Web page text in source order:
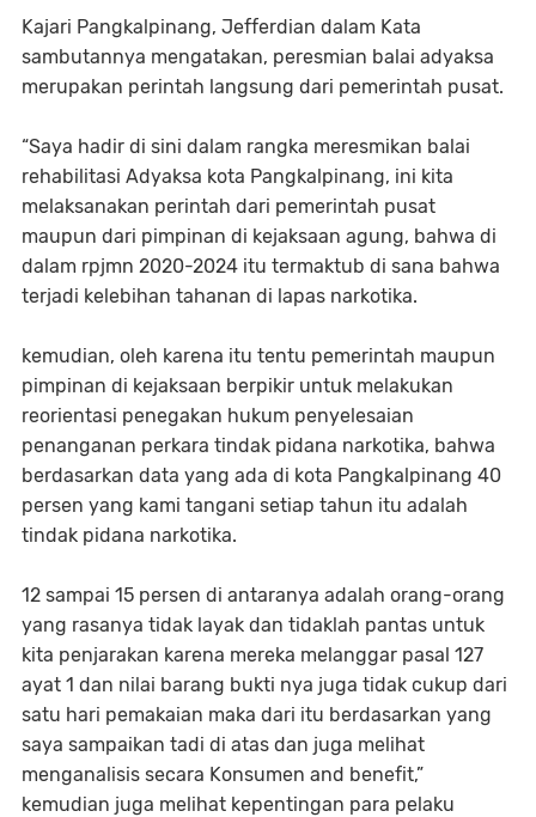
Kajari Pangkalpinang, Jefferdian dalam Kata
sambutannya mengatakan, peresmian balai adyaksa
merupakan perintah langsung dari pemerintah pusat.
“Saya hadir di sini dalam rangka meresmikan balai
rehabilitasi Adyaksa kota Pangkalpinang, ini kita
melaksanakan perintah dari pemerintah pusat
maupun dari pimpinan di kejaksaan agung, bahwa di
dalam rpjmn 2020-2024 itu termaktub di sana bahwa
terjadi kelebihan tahanan di lapas narkotika.
kemudian, oleh karena itu tentu pemerintah maupun
pimpinan di kejaksaan berpikir untuk melakukan
reorientasi penegakan hukum penyelesaian
penanganan perkara tindak pidana narkotika, bahwa
berdasarkan data yang ada di kota Pangkalpinang 40
persen yang kami tangani setiap tahun itu adalah
tindak pidana narkotika.
12 sampai 15 persen di antaranya adalah orang-orang
yang rasanya tidak layak dan tidaklah pantas untuk
kita penjarakan karena mereka melanggar pasal 127
ayat 1 dan nilai barang bukti nya juga tidak cukup dari
satu hari pemakaian maka dari itu berdasarkan yang
saya sampaikan tadi di atas dan juga melihat
menganalisis secara Konsumen and benefit,”
kemudian juga melihat kepentingan para pelaku